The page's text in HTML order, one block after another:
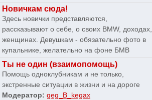
Новичкам сюда!
Здесь новички представляются,
рассказывают о себе, о своих BMW, доходах,
женщинах. Девушкам - обязательно фото в
купальнике, желательно на фоне БМВ
Ты не один (взаимопомощь)
Помощь одноклубникам и не только,
экстренные ситуации в жизни и на дороге
Модератор: geg_B_kegax